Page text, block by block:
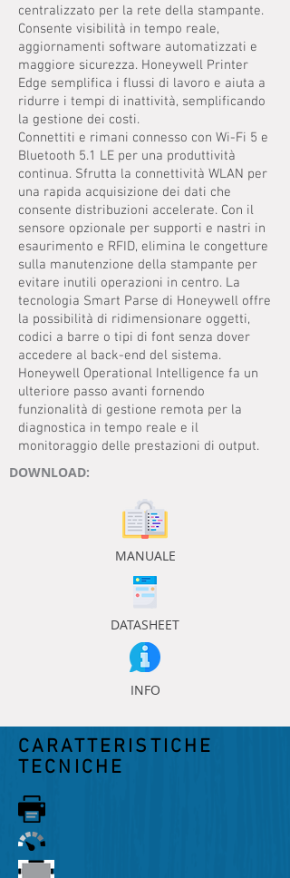
centralizzato per la rete della stampante.
Consente visibilità in tempo reale,
aggiornamenti software automatizzati e
maggiore sicurezza. Honeywell Printer
Edge semplifica i flussi di lavoro e aiuta a
ridurre i tempi di inattività, semplificando
la gestione dei costi.
Connettiti e rimani connesso con Wi-Fi 5 e
Bluetooth 5.1 LE per una produttività
continua. Sfrutta la connettività WLAN per
una rapida acquisizione dei dati che
consente distribuzioni accelerate. Con il
sensore opzionale per supporti e nastri in
esaurimento e RFID, elimina le congetture
sulla manutenzione della stampante per
evitare inutili operazioni in centro. La
tecnologia Smart Parse di Honeywell offre
la possibilità di ridimensionare oggetti,
codici a barre o tipi di font senza dover
accedere al back-end del sistema.
Honeywell Operational Intelligence fa un
ulteriore passo avanti fornendo
funzionalità di gestione remota per la
diagnostica in tempo reale e il
monitoraggio delle prestazioni di output.
DOWNLOAD:
MANUALE
DATASHEET
INFO
CARATTERISTICHE
TECNICHE